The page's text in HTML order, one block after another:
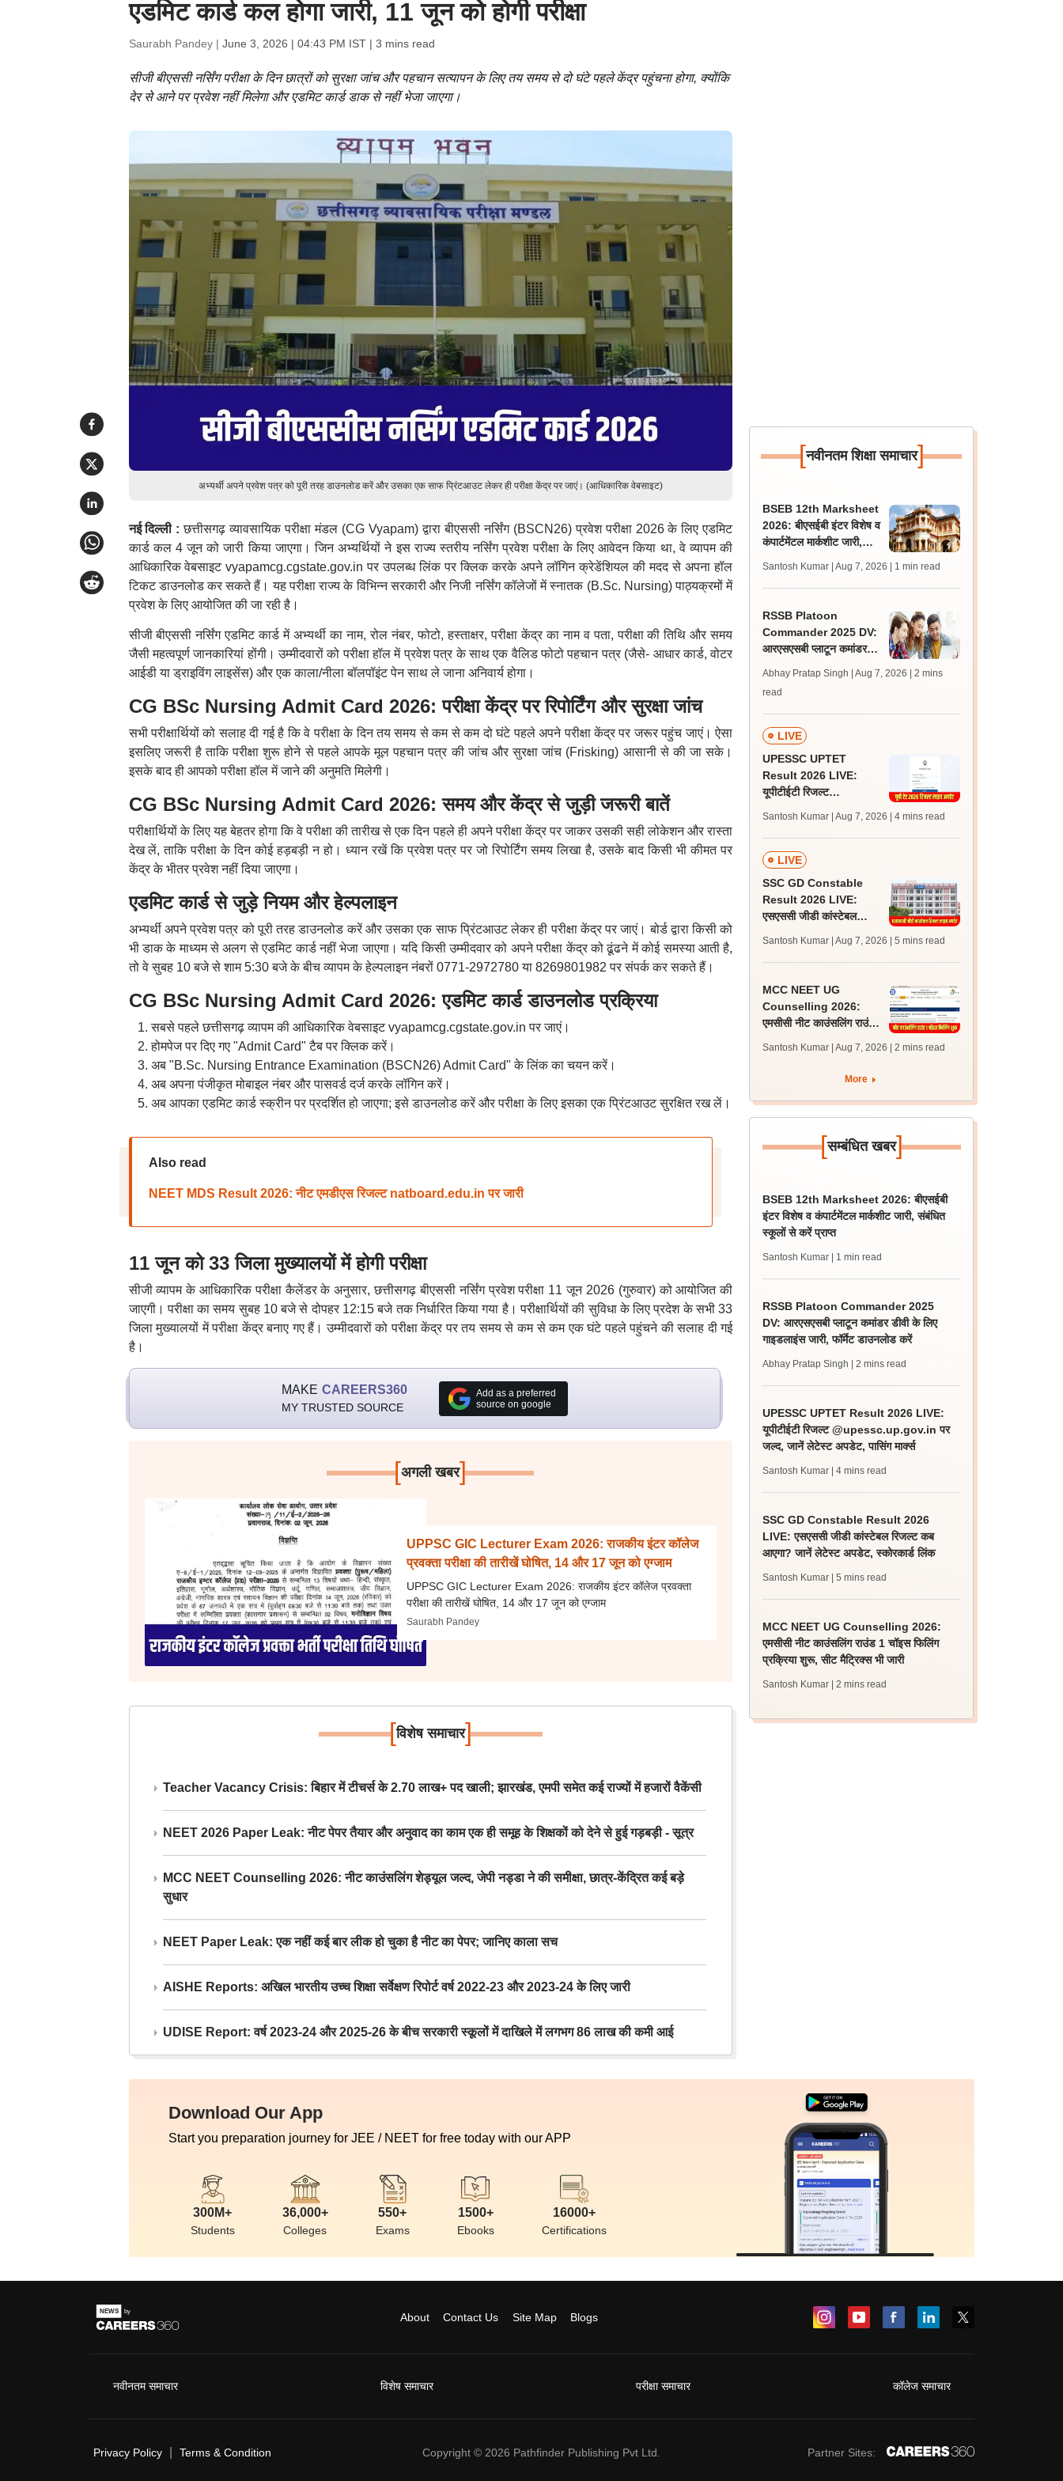
एडमिट कार्ड कल होगा जारी, 11 जून को होगी परीक्षा
Saurabh Pandey | June 3, 2026 | 04:43 PM IST| 3 mins read
सीजी बीएससी नर्सिंग परीक्षा के दिन छात्रों को सुरक्षा जांच और पहचान सत्यापन के लिए तय समय से दो घंटे पहले केंद्र पहुंचना होगा, क्योंकि
देर से आने पर प्रवेश नहीं मिलेगा और एडमिट कार्ड डाक से नहीं भेजा जाएगा।
अभ्यर्थी अपने प्रवेश पत्र को पूरी तरह डाउनलोड करें और उसका एक साफ प्रिंटआउट लेकर ही परीक्षा केंद्र पर जाएं। (आधिकारिक वेबसाइट)
नई दिल्ली : छत्तीसगढ़ व्यावसायिक परीक्षा मंडल (CG Vyapam) द्वारा बीएससी नर्सिंग (BSCN26) प्रवेश परीक्षा 2026 के लिए एडमिट
कार्ड कल 4 जून को जारी किया जाएगा। जिन अभ्यर्थियों ने इस राज्य स्तरीय नर्सिंग प्रवेश परीक्षा के लिए आवेदन किया था, वे व्यापम की
आधिकारिक वेबसाइट vyapamcg.cgstate.gov.in पर उपलब्ध लिंक पर क्लिक करके अपने लॉगिन क्रेडेंशियल की मदद से अपना हॉल
टिकट डाउनलोड कर सकते हैं। यह परीक्षा राज्य के विभिन्न सरकारी और निजी नर्सिंग कॉलेजों में स्नातक (B.Sc. Nursing) पाठ्यक्रमों में
प्रवेश के लिए आयोजित की जा रही है।
सीजी बीएससी नर्सिंग एडमिट कार्ड में अभ्यर्थी का नाम, रोल नंबर, फोटो, हस्ताक्षर, परीक्षा केंद्र का नाम व पता, परीक्षा की तिथि और समय
जैसी महत्वपूर्ण जानकारियां होंगी। उम्मीदवारों को परीक्षा हॉल में प्रवेश पत्र के साथ एक वैलिड फोटो पहचान पत्र (जैसे- आधार कार्ड, वोटर
आईडी या ड्राइविंग लाइसेंस) और एक काला/नीला बॉलपॉइंट पेन साथ ले जाना अनिवार्य होगा।
CG BSc Nursing Admit Card 2026: परीक्षा केंद्र पर रिपोर्टिंग और सुरक्षा जांच
सभी परीक्षार्थियों को सलाह दी गई है कि वे परीक्षा के दिन तय समय से कम से कम दो घंटे पहले अपने परीक्षा केंद्र पर जरूर पहुंच जाएं। ऐसा
इसलिए जरूरी है ताकि परीक्षा शुरू होने से पहले आपके मूल पहचान पत्र की जांच और सुरक्षा जांच (Frisking) आसानी से की जा सके।
इसके बाद ही आपको परीक्षा हॉल में जाने की अनुमति मिलेगी।
CG BSc Nursing Admit Card 2026: समय और केंद्र से जुड़ी जरूरी बातें
परीक्षार्थियों के लिए यह बेहतर होगा कि वे परीक्षा की तारीख से एक दिन पहले ही अपने परीक्षा केंद्र पर जाकर उसकी सही लोकेशन और रास्ता
देख लें, ताकि परीक्षा के दिन कोई हड़बड़ी न हो। ध्यान रखें कि प्रवेश पत्र पर जो रिपोर्टिंग समय लिखा है, उसके बाद किसी भी कीमत पर
केंद्र के भीतर प्रवेश नहीं दिया जाएगा।
एडमिट कार्ड से जुड़े नियम और हेल्पलाइन
अभ्यर्थी अपने प्रवेश पत्र को पूरी तरह डाउनलोड करें और उसका एक साफ प्रिंटआउट लेकर ही परीक्षा केंद्र पर जाएं। बोर्ड द्वारा किसी को
भी डाक के माध्यम से अलग से एडमिट कार्ड नहीं भेजा जाएगा। यदि किसी उम्मीदवार को अपने परीक्षा केंद्र को ढूंढने में कोई समस्या आती है,
तो वे सुबह 10 बजे से शाम 5:30 बजे के बीच व्यापम के हेल्पलाइन नंबरों 0771-2972780 या 8269801982 पर संपर्क कर सकते हैं।
CG BSc Nursing Admit Card 2026: एडमिट कार्ड डाउनलोड प्रक्रिया
सबसे पहले छत्तीसगढ़ व्यापम की आधिकारिक वेबसाइट vyapamcg.cgstate.gov.in पर जाएं।
होमपेज पर दिए गए "Admit Card" टैब पर क्लिक करें।
अब "B.Sc. Nursing Entrance Examination (BSCN26) Admit Card" के लिंक का चयन करें।
अब अपना पंजीकृत मोबाइल नंबर और पासवर्ड दर्ज करके लॉगिन करें।
अब आपका एडमिट कार्ड स्क्रीन पर प्रदर्शित हो जाएगा; इसे डाउनलोड करें और परीक्षा के लिए इसका एक प्रिंटआउट सुरक्षित रख लें।
Also read
NEET MDS Result 2026: नीट एमडीएस रिजल्ट natboard.edu.in पर जारी
11 जून को 33 जिला मुख्यालयों में होगी परीक्षा
सीजी व्यापम के आधिकारिक परीक्षा कैलेंडर के अनुसार, छत्तीसगढ़ बीएससी नर्सिंग प्रवेश परीक्षा 11 जून 2026 (गुरुवार) को आयोजित की
जाएगी। परीक्षा का समय सुबह 10 बजे से दोपहर 12:15 बजे तक निर्धारित किया गया है। परीक्षार्थियों की सुविधा के लिए प्रदेश के सभी 33
जिला मुख्यालयों में परीक्षा केंद्र बनाए गए हैं। उम्मीदवारों को परीक्षा केंद्र पर तय समय से कम से कम एक घंटे पहले पहुंचने की सलाह दी गई
है।
MAKE CAREERS360
MY TRUSTED SOURCE
Add as a preferred
source on google
[अगली खबर]
UPPSC GIC Lecturer Exam 2026: राजकीय इंटर कॉलेज
प्रवक्ता परीक्षा की तारीखें घोषित, 14 और 17 जून को एग्जाम
UPPSC GIC Lecturer Exam 2026: राजकीय इंटर कॉलेज प्रवक्ता
परीक्षा की तारीखें घोषित, 14 और 17 जून को एग्जाम
Saurabh Pandey
[विशेष समाचार]
Teacher Vacancy Crisis: बिहार में टीचर्स के 2.70 लाख+ पद खाली; झारखंड, एमपी समेत कई राज्यों में हजारों वैकेंसी
NEET 2026 Paper Leak: नीट पेपर तैयार और अनुवाद का काम एक ही समूह के शिक्षकों को देने से हुई गड़बड़ी - सूत्र
MCC NEET Counselling 2026: नीट काउंसलिंग शेड्यूल जल्द, जेपी नड्डा ने की समीक्षा, छात्र-केंद्रित कई बड़े
सुधार
NEET Paper Leak: एक नहीं कई बार लीक हो चुका है नीट का पेपर; जानिए काला सच
AISHE Reports: अखिल भारतीय उच्च शिक्षा सर्वेक्षण रिपोर्ट वर्ष 2022-23 और 2023-24 के लिए जारी
UDISE Report: वर्ष 2023-24 और 2025-26 के बीच सरकारी स्कूलों में दाखिले में लगभग 86 लाख की कमी आई
[नवीनतम शिक्षा समाचार]
BSEB 12th Marksheet
2026: बीएसईबी इंटर विशेष व
कंपार्टमेंटल मार्कशीट जारी,
Santosh Kumar | Aug 7, 2026 | 1 min read
RSSB Platoon
Commander 2025 DV:
आरएसएसबी प्लाटून कमांडर
फॉर्मेट डाउनलोड करें
Abhay Pratap Singh | Aug 7, 2026
| 2 mins
read
LIVE
UPESSC UPTET
Result 2026 LIVE:
यूपीटीईटी रिजल्ट
जल्द, जानें लेटेस्ट अपडेट,
पासिंग मार्क्स
Santosh Kumar | Aug 7, 2026 | 4 mins read
LIVE
SSC GD Constable
Result 2026 LIVE:
एसएससी जीडी कांस्टेबल
लेटेस्ट अपडेट, स्कोरकार्ड लिंक
Santosh Kumar | Aug 7, 2026 | 5 mins read
MCC NEET UG
Counselling 2026:
एमसीसी नीट काउंसलिंग राउंड
सीट मैट्रिक्स भी जारी
Santosh Kumar | Aug 7, 2026 | 2 mins read
More
[सम्बंधित खबर]
BSEB 12th Marksheet 2026: बीएसईबी
इंटर विशेष व कंपार्टमेंटल मार्कशीट जारी, संबंधित
स्कूलों से करें प्राप्त
Santosh Kumar | 1 min read
RSSB Platoon Commander 2025
DV: आरएसएसबी प्लाटून कमांडर डीवी के लिए
गाइडलाइंस जारी, फॉर्मेट डाउनलोड करें
Abhay Pratap Singh | 2 mins read
UPESSC UPTET Result 2026 LIVE:
यूपीटीईटी रिजल्ट @upessc.up.gov.in पर
जल्द, जानें लेटेस्ट अपडेट, पासिंग मार्क्स
Santosh Kumar | 4 mins read
SSC GD Constable Result 2026
LIVE: एसएससी जीडी कांस्टेबल रिजल्ट कब
आएगा? जानें लेटेस्ट अपडेट, स्कोरकार्ड लिंक
Santosh Kumar | 5 mins read
MCC NEET UG Counselling 2026:
एमसीसी नीट काउंसलिंग राउंड 1 चॉइस फिलिंग
प्रक्रिया शुरू, सीट मैट्रिक्स भी जारी
Santosh Kumar | 2 mins read
Download Our App
Start you preparation journey for JEE / NEET for free today with our APP
300M+
Students
36,000+
Colleges
550+
Exams
1500+
Ebooks
16000+
Certifications
About Contact Us Site Map Blogs
नवीनतम समाचार विशेष समाचार परीक्षा समाचार कॉलेज समाचार
Privacy Policy Terms & Condition Copyright © 2026 Pathfinder Publishing Pvt Ltd. Partner Sites: